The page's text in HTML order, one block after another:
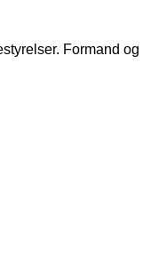
Formand og